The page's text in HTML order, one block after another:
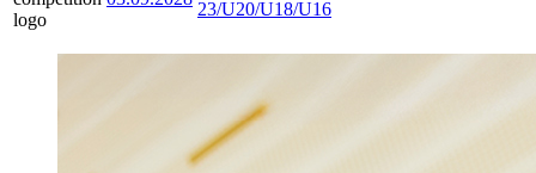
23/U20/U18/U16